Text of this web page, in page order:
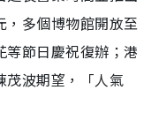
，多個博物館開放至
節日慶祝復辦；港
茂波期望，「人氣